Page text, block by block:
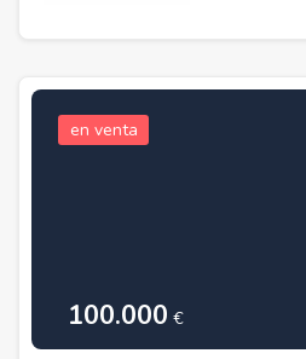
en venta
100.000 €